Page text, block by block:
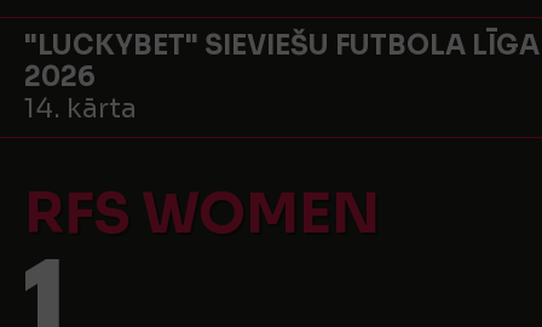
"LUCKYBET" SIEVIEŠU FUTBOLA LĪGA
2026
14. kārta
RFS WOMEN
1